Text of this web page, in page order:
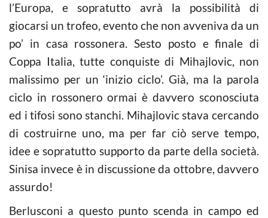
l’Europa, e sopratutto avrà la possibilità di
giocarsi un trofeo, evento che non avveniva da un
po’ in casa rossonera. Sesto posto e finale di
Coppa Italia, tutte conquiste di Mihajlovic, non
malissimo per un ‘inizio ciclo’. Già, ma la parola
ciclo in rossonero ormai è davvero sconosciuta
ed i tifosi sono stanchi. Mihajlovic stava cercando
di costruirne uno, ma per far ciò serve tempo,
idee e sopratutto supporto da parte della società.
Sinisa invece è in discussione da ottobre, davvero
assurdo!
Berlusconi a questo punto scenda in campo ed